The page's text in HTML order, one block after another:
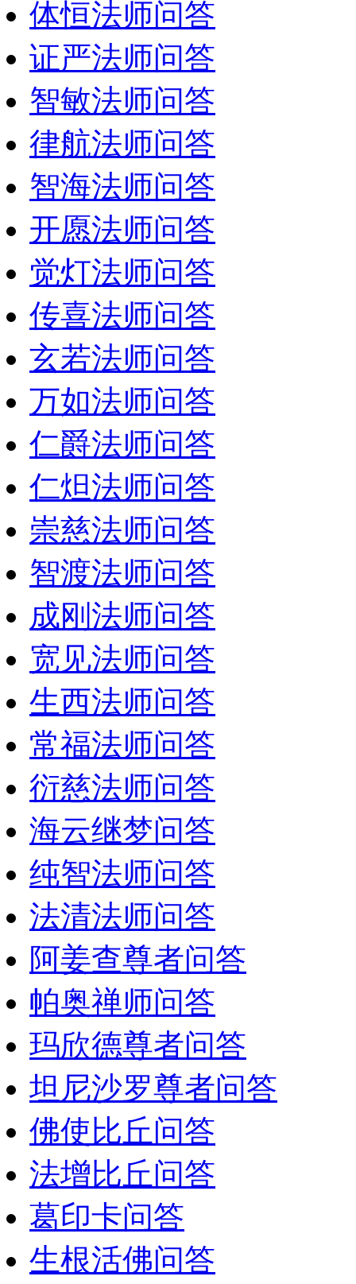
体恒法师问答
证严法师问答
智敏法师问答
律航法师问答
智海法师问答
开愿法师问答
觉灯法师问答
传喜法师问答
玄若法师问答
万如法师问答
仁爵法师问答
仁炟法师问答
崇慈法师问答
智渡法师问答
成刚法师问答
宽见法师问答
生西法师问答
常福法师问答
衍慈法师问答
海云继梦问答
纯智法师问答
法清法师问答
阿姜查尊者问答
帕奥禅师问答
玛欣德尊者问答
坦尼沙罗尊者问答
佛使比丘问答
法增比丘问答
葛印卡问答
生根活佛问答